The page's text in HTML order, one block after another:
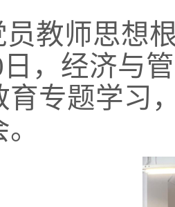
员教师思想
日，经济与
育专题学习